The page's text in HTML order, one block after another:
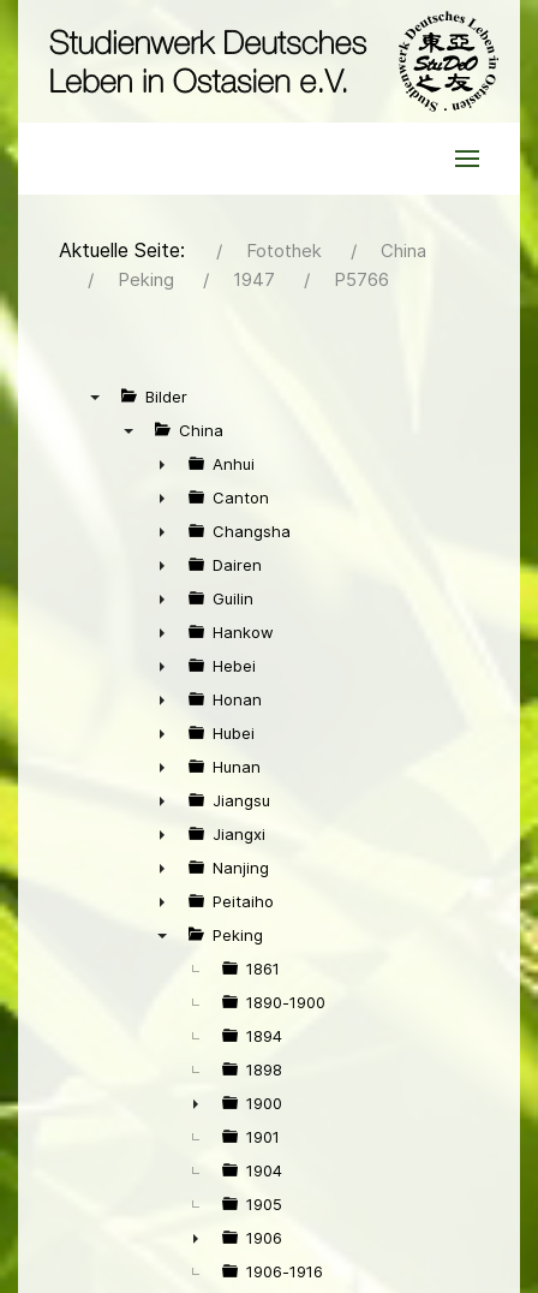
Aktuelle Seite: Fotothek
China
Peking
1947 P5766
Bilder
China
►
Anhui
►
Canton
►
Changsha
►
Dairen
►
Guilin
►
Hankow
►
Hebei
►
Honan
►
Hubei
►
Hunan
►
Jiangsu
►
Jiangxi
►
Nanjing
►
Peitaiho
Peking
1861
1890-1900
1894
1898
►
1900
1901
1904
1905
►
1906
1906-1916